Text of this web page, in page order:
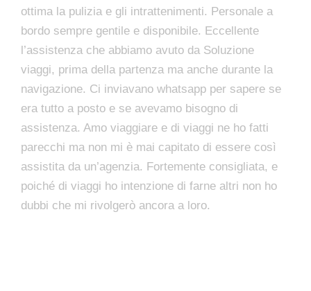
ottima la pulizia e gli intrattenimenti. Personale a
bordo sempre gentile e disponibile. Eccellente
l’assistenza che abbiamo avuto da Soluzione
viaggi, prima della partenza ma anche durante la
navigazione. Ci inviavano whatsapp per sapere se
era tutto a posto e se avevamo bisogno di
assistenza. Amo viaggiare e di viaggi ne ho fatti
parecchi ma non mi è mai capitato di essere così
assistita da un’agenzia. Fortemente consigliata, e
poiché di viaggi ho intenzione di farne altri non ho
dubbi che mi rivolgerò ancora a loro.